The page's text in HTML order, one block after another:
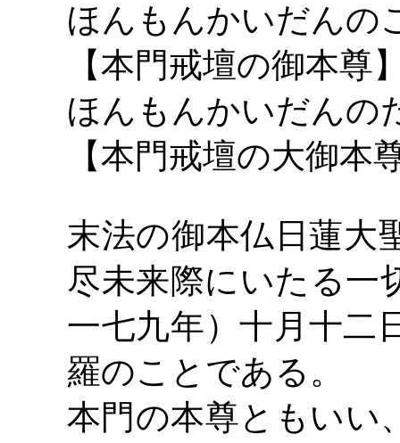
ほんもんかいだんの
【本門戒壇の御本尊
ほんもんかいだんの
【本門戒壇の大御本
末法の御本仏日蓮大
尽未来際にいたる一
一七九年）十月十二
羅のことである。
本門の本尊ともいい